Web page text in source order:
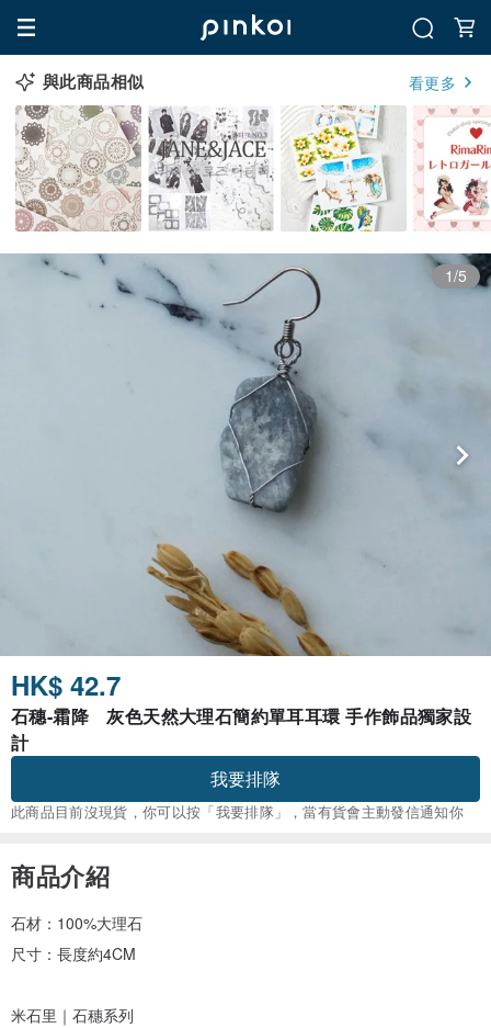
與此商品相似 看更多
1/5
HK$ 42.7
石穗-霜降 灰色天然大理石簡約單耳耳環 手作飾品獨家設
計
我要排隊
此商品目前沒現貨，你可以按「我要排隊」，當有貨會主動發信通知你
商品介紹
石材：100%大理石
尺寸：長度約4CM
米石里｜石穗系列